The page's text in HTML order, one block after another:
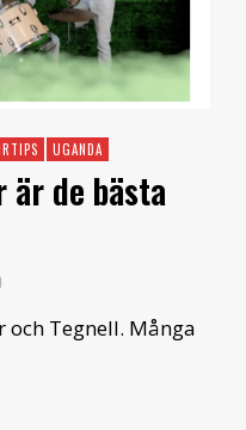
UGANDA
är de bästa
Tegnell. Många